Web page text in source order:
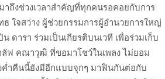
ถึงช่วงเวลาสำคัญที่ทุกคนรอคอยกับการ
ใจสว่าง ผู้ช่วยกรรมการผู้อำนวยการใหญ่
ารา ร่วมเป็นเกียรติบนเวที เพื่อร่วมเก็บ
ฟ คณาวุฒิ ที่ขอมาโชว์ในเพลง ไม่ยอม
ค่ำคืนนี้ยังมีอีกแบบจุกๆ มาฟินกันต่อกับ